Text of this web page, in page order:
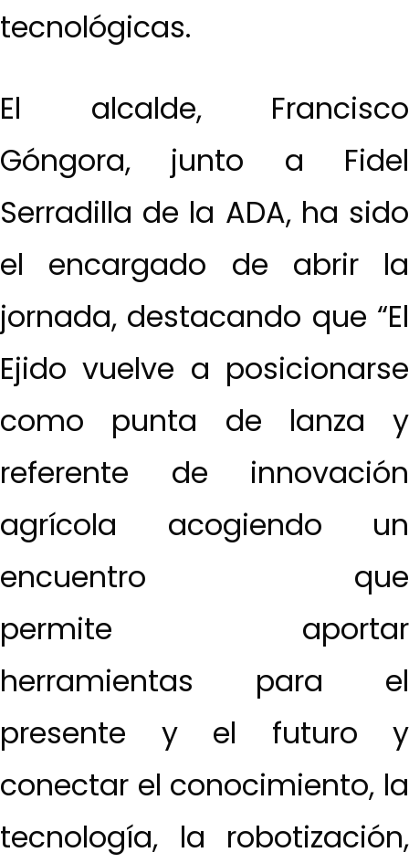
tecnológicas.
El alcalde, Francisco
Góngora, junto a Fidel
Serradilla de la ADA, ha sido
el encargado de abrir la
jornada, destacando que “El
Ejido vuelve a posicionarse
como punta de lanza y
referente de innovación
agrícola acogiendo un
encuentro que
permite aportar
herramientas para el
presente y el futuro y
conectar el conocimiento, la
tecnología, la robotización,